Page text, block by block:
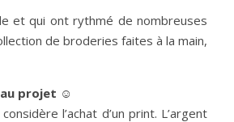
et qui ont rythmé de nombreuses
de broderies faites à la main,
projet ☺️
l’achat d’un print. L’argent